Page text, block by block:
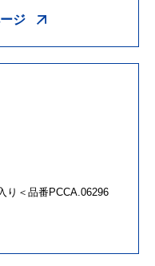
ジ
り＜品番PCCA.06296